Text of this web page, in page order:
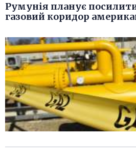
Румунія планує
газовий коридор